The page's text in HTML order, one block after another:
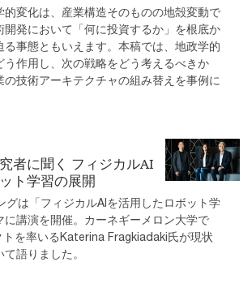
的変化は、産業構造そのものの地殻変動で
開発において「何に投資するか」を根底か
る事態ともいえます。本稿では、地政学的
う作用し、次の戦略をどう考えるべきか
の技術アーキテクチャの組み替えを事例に
者に聞く フィジカルAI
ト学習の展開
グは「フィジカルAIを活用したロボット学
に講演を開催。カーネギーメロン大学で
を率いるKaterina Fragkiadaki氏が現状
語りました。